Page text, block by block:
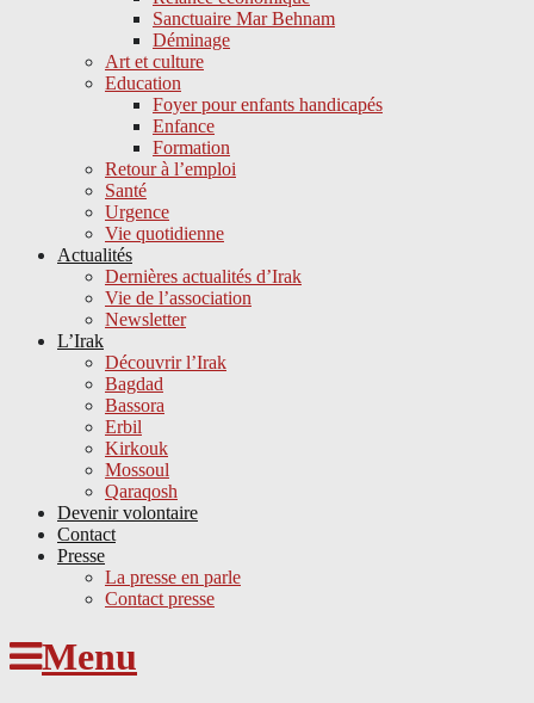
Sanctuaire Mar Behnam
Déminage
Art et culture
Education
Foyer pour enfants handicapés
Enfance
Formation
Retour à l’emploi
Santé
Urgence
Vie quotidienne
Actualités
Dernières actualités d’Irak
Vie de l’association
Newsletter
L’Irak
Découvrir l’Irak
Bagdad
Bassora
Erbil
Kirkouk
Mossoul
Qaraqosh
Devenir volontaire
Contact
Presse
La presse en parle
Contact presse
Skip
to
content
Menu